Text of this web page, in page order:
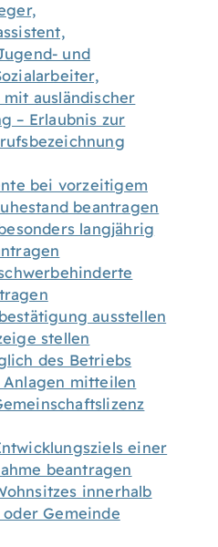
und
mit ausländischer
– Erlaubnis zur
bei vorzeitigem
beantragen
langjährig
ausstellen
stellen
des Betriebs
mitteilen
einer
beantragen
innerhalb
Gemeinde